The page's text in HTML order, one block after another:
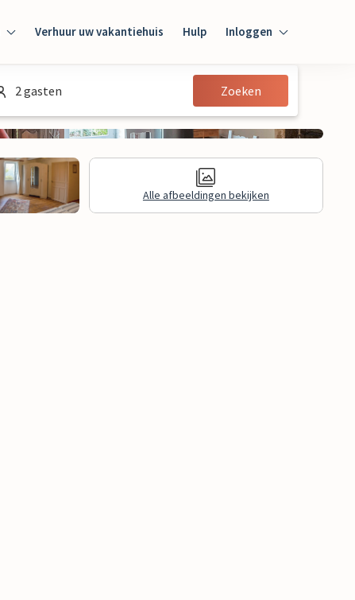
Verhuur uw vakantiehuis Hulp Inloggen
Inloggen
Gast
2 gasten Zoeken
Alle afbeeldingen bekijken